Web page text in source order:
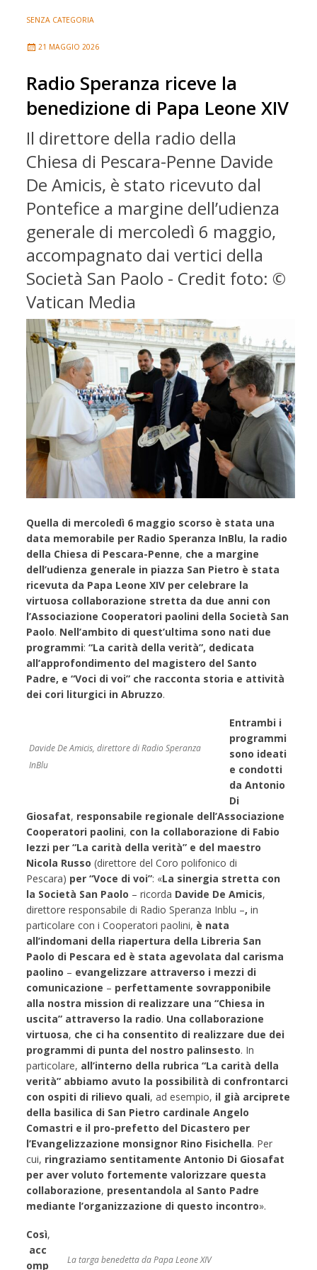
SENZA CATEGORIA
21 MAGGIO 2026
Radio Speranza riceve la
benedizione di Papa Leone XIV
Il direttore della radio della
Chiesa di Pescara-Penne Davide
De Amicis, è stato ricevuto dal
Pontefice a margine dell’udienza
generale di mercoledì 6 maggio,
accompagnato dai vertici della
Società San Paolo - Credit foto: ©
Vatican Media
Quella di mercoledì 6 maggio scorso è stata una
data memorabile per Radio Speranza InBlu, la radio
della Chiesa di Pescara-Penne, che a margine
dell’udienza generale in piazza San Pietro è stata
ricevuta da Papa Leone XIV per celebrare la
virtuosa collaborazione stretta da due anni con
l’Associazione Cooperatori paolini della Società San
Paolo. Nell’ambito di quest’ultima sono nati due
programmi:“La carità della verità”, dedicata
all’approfondimento del magistero del Santo
Padre, e “Voci di voi” che racconta storia e attività
dei cori liturgici in Abruzzo.
Davide De Amicis, direttore di Radio Speranza
InBlu
Entrambi i
programmi
sono ideati
e condotti
da Antonio
Di
Giosafat, responsabile regionale dell’Associazione
Cooperatori paolini, con la collaborazione di Fabio
Iezzi per “La carità della verità” e del maestro
Nicola Russo(direttore del Coro polifonico di
Pescara) per “Voce di voi”: «La sinergia stretta con
la Società San Paolo – ricorda Davide De Amicis,
direttore responsabile di Radio Speranza Inblu –,in
particolare con i Cooperatori paolini, è nata
all’indomani della riapertura della Libreria San
Paolo di Pescara ed è stata agevolata dal carisma
paolino – evangelizzare attraverso i mezzi di
comunicazione – perfettamente sovrapponibile
alla nostra mission di realizzare una “Chiesa in
uscita” attraverso la radio. Una collaborazione
virtuosa, che ci ha consentito di realizzare due dei
programmi di punta del nostro palinsesto. In
particolare, all’interno della rubrica “La carità della
verità” abbiamo avuto la possibilità di confrontarci
con ospiti di rilievo quali, ad esempio, il già arciprete
della basilica di San Pietro cardinale Angelo
Comastri e il pro-prefetto del Dicastero per
l’Evangelizzazione monsignor Rino Fisichella. Per
cui, ringraziamo sentitamente Antonio Di Giosafat
per aver voluto fortemente valorizzare questa
collaborazione, presentandola al Santo Padre
mediante l’organizzazione di questo incontro».
La targa benedetta da Papa Leone XIV
Così,
acc
omp